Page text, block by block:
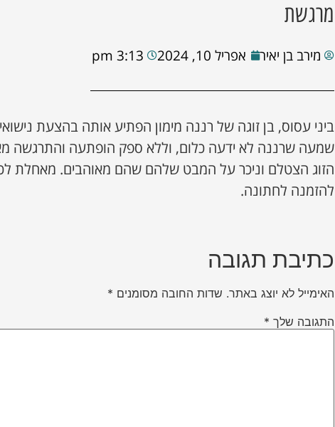
מרגשת
מירב בן יאיר אפריל 10, 2024 3:13 pm
ביני עסוס, בן זוגה של רננה מימון הפתיע אותה בהצעת
שמעה שרננה לא ידעה כלום, וללא ספק הופתעה והתרגשה
הזוג הצטלם וניכר על המבט שלהם שהם מאוהבים. מאחלת
להזמנה לחתונה.
כתיבת תגובה
האימייל לא יוצג באתר. שדות החובה מסומנים *
התגובה שלך *